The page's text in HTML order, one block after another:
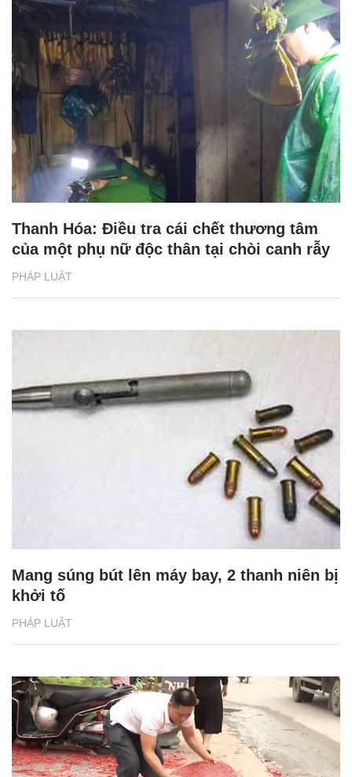
PHÁP LUẬT
Thanh Hóa: Điều tra cái chết thương tâm
của một phụ nữ độc thân tại chòi canh rẫy
PHÁP LUẬT
Mang súng bút lên máy bay, 2 thanh niên bị
khởi tố